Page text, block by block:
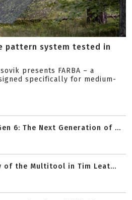
pattern system tested in
presents FARBA – a
specifically for medium-
6: The Next Generation of ...
of the Multitool in Tim Leat...